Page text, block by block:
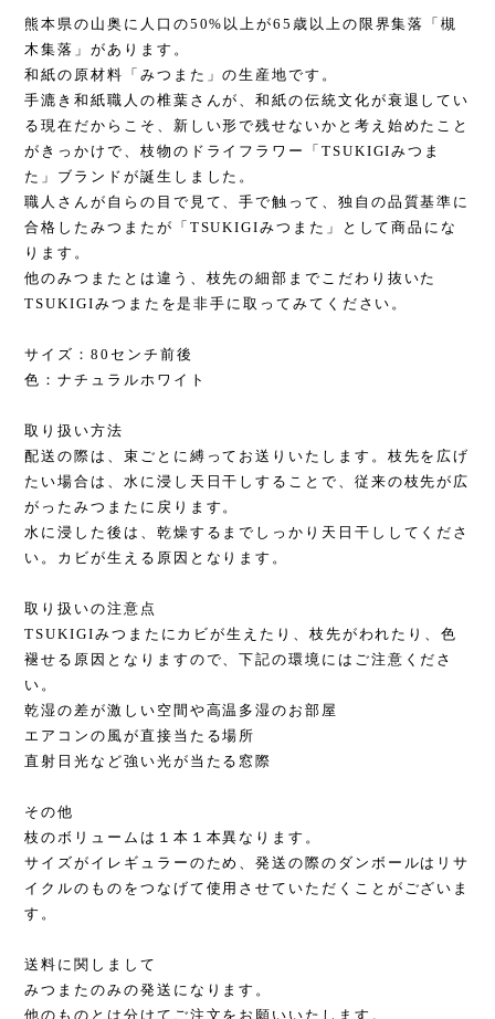
熊本県の山奥に人口の50%以上が65歳以上の限界集落「槻
木集落」があります。
和紙の原材料「みつまた」の生産地です。
手漉き和紙職人の椎葉さんが、和紙の伝統文化が衰退してい
る現在だからこそ、新しい形で残せないかと考え始めたこと
がきっかけで、枝物のドライフラワー「TSUKIGIみつま
た」ブランドが誕生しました。
職人さんが自らの目で見て、手で触って、独自の品質基準に
合格したみつまたが「TSUKIGIみつまた」として商品にな
ります。
他のみつまたとは違う、枝先の細部までこだわり抜いた
TSUKIGIみつまたを是非手に取ってみてください。
サイズ：80センチ前後
色：ナチュラルホワイト
取り扱い方法
配送の際は、束ごとに縛ってお送りいたします。枝先を広げ
たい場合は、水に浸し天日干しすることで、従来の枝先が広
がったみつまたに戻ります。
水に浸した後は、乾燥するまでしっかり天日干ししてくださ
い。カビが生える原因となります。
取り扱いの注意点
TSUKIGIみつまたにカビが生えたり、枝先がわれたり、色
褪せる原因となりますので、下記の環境にはご注意くださ
い。
乾湿の差が激しい空間や高温多湿のお部屋
エアコンの風が直接当たる場所
直射日光など強い光が当たる窓際
その他
枝のボリュームは１本１本異なります。
サイズがイレギュラーのため、発送の際のダンボールはリサ
イクルのものをつなげて使用させていただくことがございま
す。
送料に関しまして
みつまたのみの発送になります。
他のものとは分けてご注文をお願いいたします。